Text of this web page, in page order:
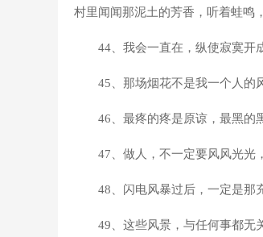
村里闻闻那泥土的芳香，听着蛙鸣
44、我会一直在，纵使寂寞开
45、那场烟花不是我一个人的
46、最疼的疼是原谅，最黑的
47、做人，不一定要风风光光
48、闪电风暴过后，一定是那
49、这些风景，与任何事都无